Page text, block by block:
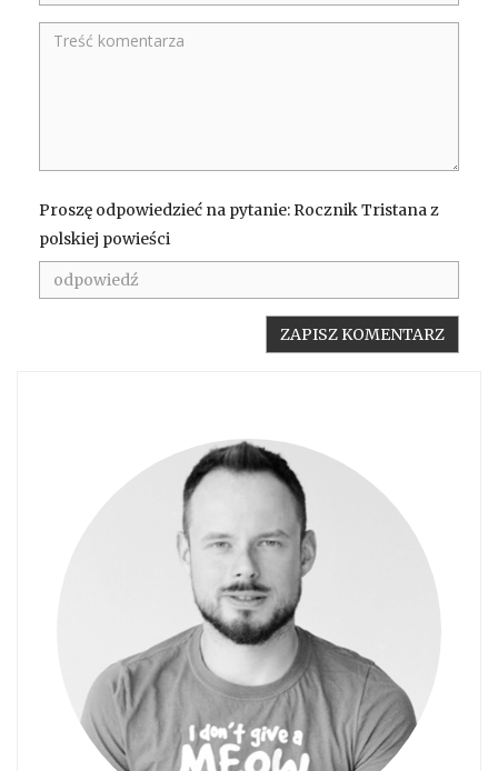
Proszę odpowiedzieć na pytanie: Rocznik Tristana z
polskiej powieści